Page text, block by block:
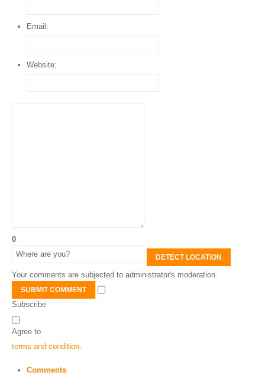
Email:
Website:
0
DETECT LOCATION
Your comments are subjected to administrator's moderation.
SUBMIT COMMENT
Subscribe
Agree to
terms and condition
Comments